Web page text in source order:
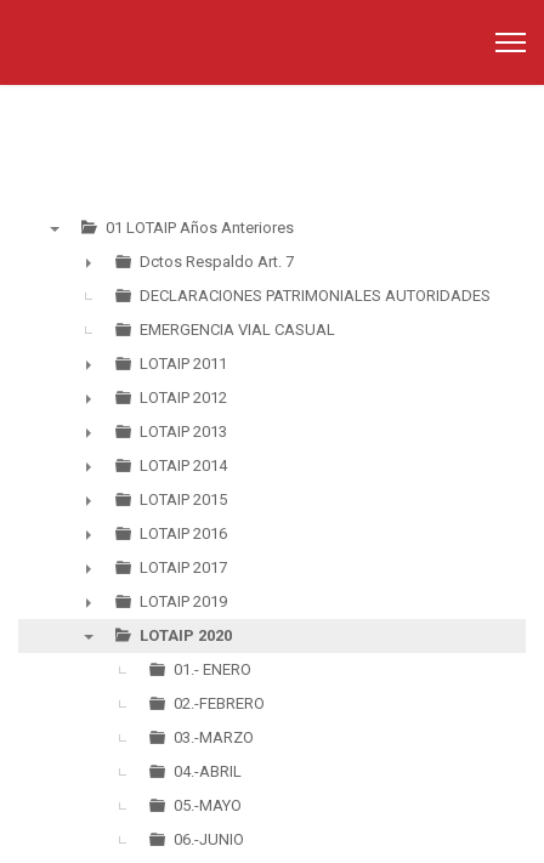
01 LOTAIP Años Anteriores
►
Dctos Respaldo Art. 7
DECLARACIONES PATRIMONIALES AUTORIDADES
EMERGENCIA VIAL CASUAL
►
LOTAIP 2011
►
LOTAIP 2012
►
LOTAIP 2013
►
LOTAIP 2014
►
LOTAIP 2015
►
LOTAIP 2016
►
LOTAIP 2017
►
LOTAIP 2019
LOTAIP 2020
01.- ENERO
02.-FEBRERO
03.-MARZO
04.-ABRIL
05.-MAYO
06.-JUNIO